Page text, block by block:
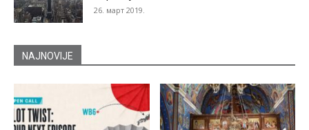
26. март 2019.
NAJNOVIJE